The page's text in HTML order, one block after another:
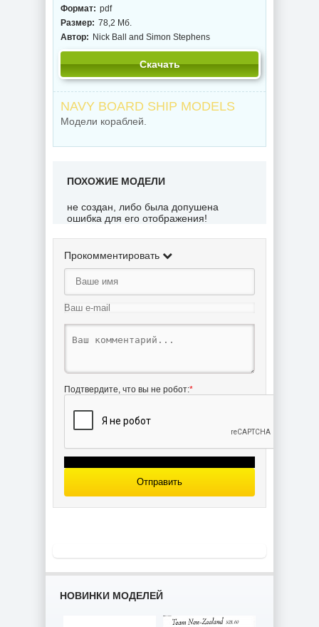
Формат: pdf
Размер: 78,2 Мб.
Автор: Nick Ball and Simon Stephens
Скачать
NAVY BOARD SHIP MODELS
Модели кораблей.
ПОХОЖИЕ МОДЕЛИ
не создан, либо была допушена
ошибка для его отображения!
Прокомментировать
Подтвердите, что вы не робот:*
Отправить
НОВИНКИ МОДЕЛЕЙ